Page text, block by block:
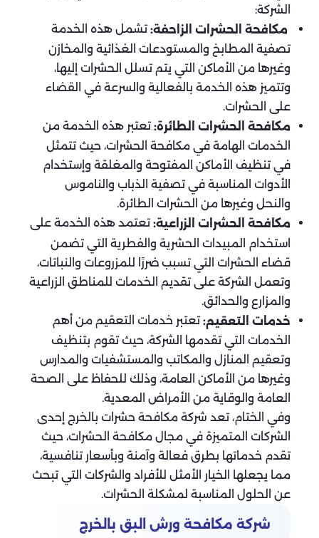
الشركة:
مكافحة الحشرات الزاحفة: تشمل هذه الخدمة
تصفية المطابخ والمستودعات الغذائية والمخازن
وغيرها من الأماكن التي يتم تسلل الحشرات إليها،
وتتميز هذه الخدمة بالفعالية والسرعة في القضاء
على الحشرات.
مكافحة الحشرات الطائرة: تعتبر هذه الخدمة من
الخدمات الهامة في مكافحة الحشرات، حيث تتمثل
في تنظيف الأماكن المفتوحة والمغلقة وإستخدام
الأدوات المناسبة في تصفية الذباب والناموس
والنحل وغيرها من الحشرات الطائرة.
مكافحة الحشرات الزراعية: تعتمد هذه الخدمة على
استخدام المبيدات الحشرية والفطرية التي تضمن
قضاء الحشرات التي تسبب ضررًا للمزروعات والنباتات،
وتعمل الشركة على تقديم الخدمات للمناطق الزراعية
والمزارع والحدائق.
خدمات التعقيم: تعتبر خدمات التعقيم من أهم
الخدمات التي تقدمها الشركة، حيث تقوم بتنظيف
وتعقيم المنازل والمكاتب والمستشفيات والمدارس
وغيرها من الأماكن العامة، وذلك للحفاظ على الصحة
العامة والوقاية من الأمراض المعدية.
وفي الختام، تعد شركة مكافحة حشرات بالخرج إحدى
الشركات المتميزة في مجال مكافحة الحشرات، حيث
تقدم خدماتها بطرق فعالة وآمنة وبأسعار تنافسية،
مما يجعلها الخيار الأمثل للأفراد والشركات التي تبحث
عن الحلول المناسبة لمشكلة الحشرات.
شركة مكافحة ورش البق بالخرج